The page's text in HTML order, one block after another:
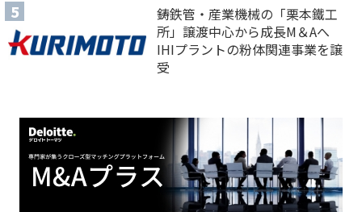
鋳鉄管・産業機械の「栗本鐵工
所」譲渡中心から成長M＆Aへ
IHIプラントの粉体関連事業を譲
受